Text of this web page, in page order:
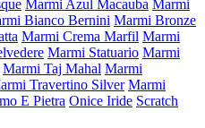
Marmi Azul Macauba Marmi
Bianco Bernini Marmi Bronze
Marmi Crema Marfil Marmi
Marmi Statuario Marmi
Marmi Taj Mahal Marmi
Travertino Silver Marmi
E Pietra Onice Iride Scratch